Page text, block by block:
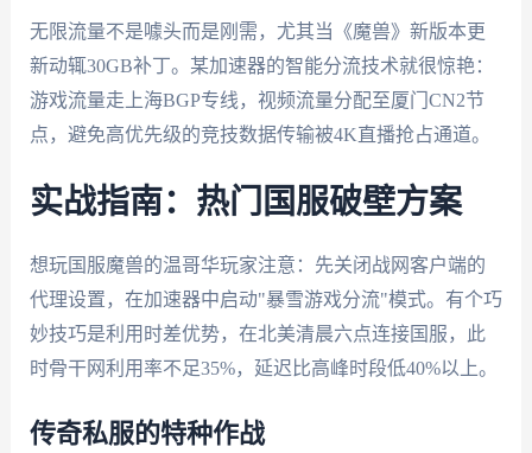
无限流量不是噱头而是刚需，尤其当《魔兽》新版本更
新动辄30GB补丁。某加速器的智能分流技术就很惊艳：
游戏流量走上海BGP专线，视频流量分配至厦门CN2节
点，避免高优先级的竞技数据传输被4K直播抢占通道。
实战指南：热门国服破壁方案
想玩国服魔兽的温哥华玩家注意：先关闭战网客户端的
代理设置，在加速器中启动"暴雪游戏分流"模式。有个巧
妙技巧是利用时差优势，在北美清晨六点连接国服，此
时骨干网利用率不足35%，延迟比高峰时段低40%以上。
传奇私服的特种作战